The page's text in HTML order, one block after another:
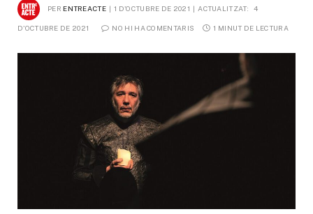
PER ENTREACTE 1 D'OCTUBRE DE 2021 ACTUALITZAT: 4
D'OCTUBRE DE 2021 NO HI HA COMENTARIS 1 MINUT DE LECTURA